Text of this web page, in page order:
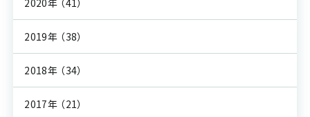
2020年 （41）
2019年 （38）
2018年 （34）
2017年 （21）